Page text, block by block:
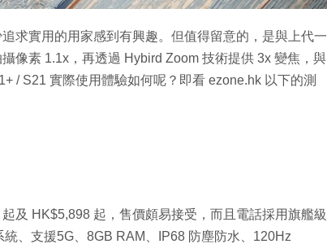
求實用的用家感到有興趣。但值得留意的，是與上代一
像素 1.1x，再透過 Hybird Zoom 技術提供 3x 變焦，與
/ S21 實際使用體驗如何呢？即看 ezone.hk 以下的測
及 HK$5,898 起，售價頗易接受，而且電話採用旗艦級
、支援5G、8GB RAM、IP68 防塵防水、120Hz